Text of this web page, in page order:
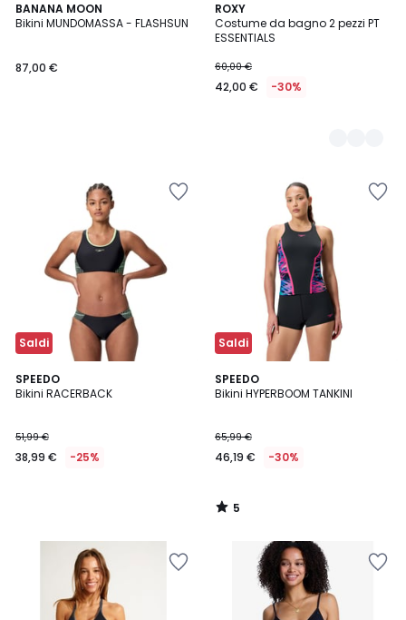
BANANA MOON
Bikini MUNDOMASSA - FLASHSUN
87,00 €
ROXY
Costume da bagno 2 pezzi PT
ESSENTIALS
60,00 €
42,00 € -30%
2
Colori
Saldi
SPEEDO
Bikini RACERBACK
51,99 €
38,99 € -25%
Saldi
SPEEDO
Bikini HYPERBOOM TANKINI
65,99 €
46,19 € -30%
5
/
5
/